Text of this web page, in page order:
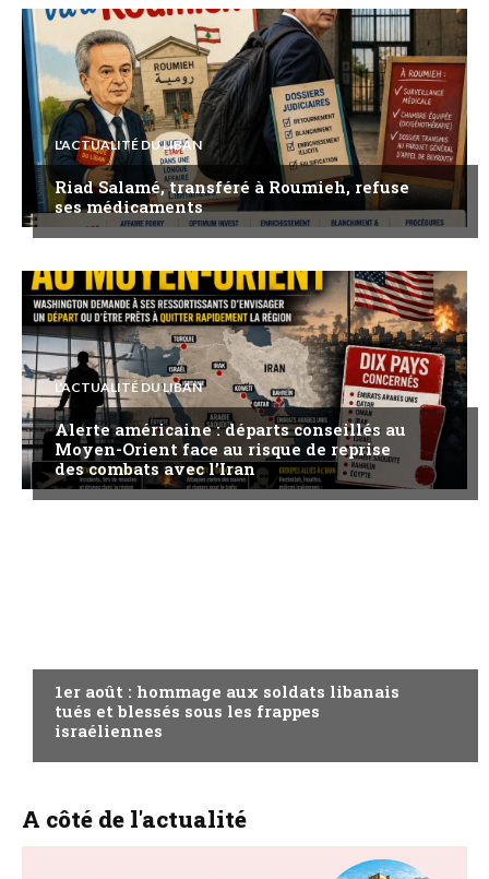
L'ACTUALITÉ DU LIBAN
Riad Salamé, transféré à Roumieh, refuse
ses médicaments
L'ACTUALITÉ DU LIBAN
Alerte américaine : départs conseillés au
Moyen-Orient face au risque de reprise
des combats avec l’Iran
1er août : hommage aux soldats libanais
tués et blessés sous les frappes
israéliennes
A côté de l'actualité